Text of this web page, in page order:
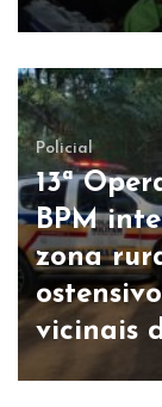
Policial
13ª
BPM
zona
vicinais